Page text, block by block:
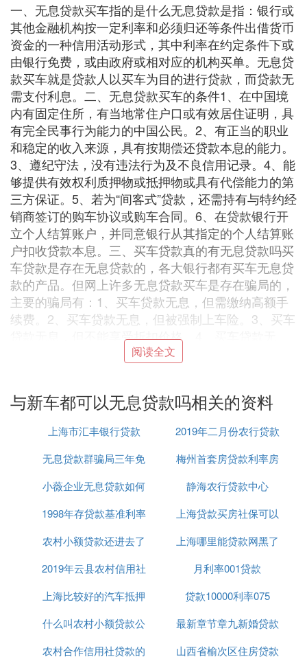
一、无息贷款买车指的是什么无息贷款是指：银行或
其他金融机构按一定利率和必须归还等条件出借货币
资金的一种信用活动形式，其中利率在约定条件下或
由银行免费，或由政府或相对应的机构买单。无息贷
款买车就是贷款人以买车为目的进行贷款，而贷款无
需支付利息。二、无息贷款买车的条件1、在中国境
内有固定住所，有当地常住户口或有效居住证明，具
有完全民事行为能力的中国公民。2、有正当的职业
和稳定的收入来源，具有按期偿还贷款本息的能力。
3、遵纪守法，没有违法行为及不良信用记录。4、能
够提供有效权利质押物或抵押物或具有代偿能力的第
三方保证。5、若为“间客式”贷款，还需持有与特约经
销商签订的购车协议或购车合同。6、在贷款银行开
立个人结算账户，并同意银行从其指定的个人结算账
户扣收贷款本息。三、买车贷款真的有无息贷款吗买
车贷款是存在无息贷款的，各大银行都有买车无息贷
款的产品。但网上许多无息贷款买车是存在骗局的，
主要的骗局有：1、买车贷款无息，但需缴纳高额手
续费。2、买车贷款无息，但被强制上车险。3、买车
贷款无息，但不能享受折扣价格。4、买车贷款无
息，但要购买高价汽车装饰。以上就是关于买车贷款
三、买车可以无息贷款吗
买车首付要求很高给客户的压力会增大，但客户如果
能申请免息贷款利息就会比较的少。
无息贷利息设置为零，只需还银行本金部分即可，然
而利息正是这些放款金融
一类是工作稳定、收入不出全款的人群。这部分人主
要以30岁以下的年轻购买者为主，因为工作时间短，
另费者。
市面上常见的贷款年免息贷款方式”，这也是市面上
最常见的一种按揭方式，消费者按揭贷款买车，而自
己只需要支付本金部分，期间所产生的利息部分则全
部由经销商来承担。但只有在厂家规定的免息期限内
阅读全文
与新车都可以无息贷款吗相关的资料
上海市汇丰银行贷款
2019年二月份农行贷款
利率
无息贷款群骗局三年免
息
梅州首套房贷款利率房
贷上浮25
小薇企业无息贷款如何
贷款
静海农行贷款中心
1998年存贷款基准利率
上海贷款买房社保可以
补交吗
农村小额贷款还进去了
还可以再贷吗
上海哪里能贷款网黑了
已经
2019年云县农村信用社
贷款要求
月利率001贷款
上海比较好的汽车抵押
贷款平台
贷款10000利率075
什么叫农村小额贷款公
司有哪些
最新章节章九新婚贷款
无息贷款
农村合作信用社贷款的
山西省榆次区住房贷款